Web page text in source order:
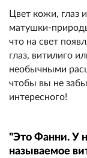
Цвет кожи, глаз
матушки-
что на свет
глаз, витилиго
необычными
чтобы вы не
интересного!
"Это Фанни. У
называемое